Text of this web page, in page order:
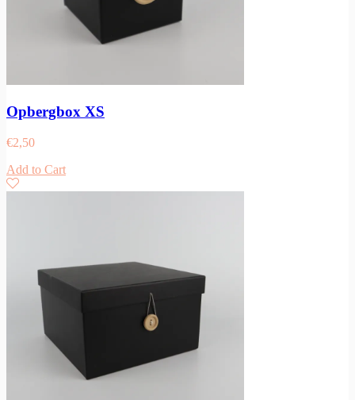
Opbergbox XS
€2,50
Add to Cart